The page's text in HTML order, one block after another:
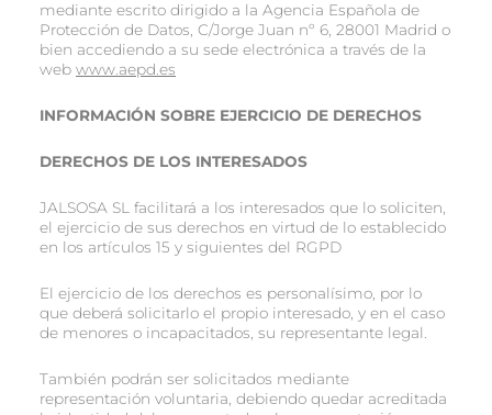
mediante escrito dirigido a la Agencia Española de
Protección de Datos, C/Jorge Juan nº 6, 28001 Madrid o
bien accediendo a su sede electrónica a través de la
web www.aepd.es
INFORMACIÓN SOBRE EJERCICIO DE DERECHOS
DERECHOS DE LOS INTERESADOS
JALSOSA SL facilitará a los interesados que lo soliciten,
el ejercicio de sus derechos en virtud de lo establecido
en los artículos 15 y siguientes del RGPD
El ejercicio de los derechos es personalísimo, por lo
que deberá solicitarlo el propio interesado, y en el caso
de menores o incapacitados, su representante legal.
También podrán ser solicitados mediante
representación voluntaria, debiendo quedar acreditada